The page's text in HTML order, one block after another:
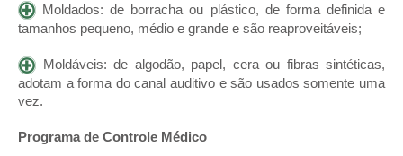
Moldados: de borracha ou plástico, de forma definida e
tamanhos pequeno, médio e grande e são reaproveitáveis;
Moldáveis: de algodão, papel, cera ou fibras sintéticas,
adotam a forma do canal auditivo e são usados somente uma
vez.
Programa de Controle Médico